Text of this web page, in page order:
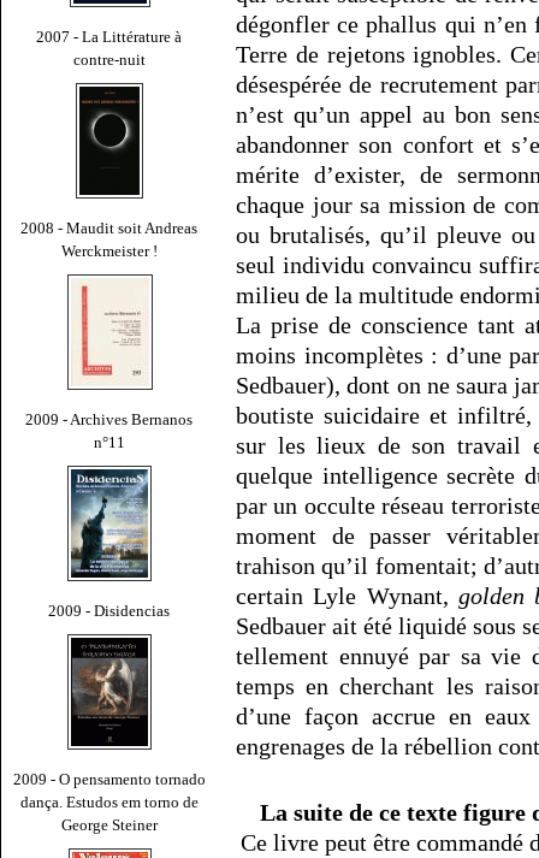
2007 - La Littérature à
contre-nuit
2008 - Maudit soit Andreas
Werckmeister !
2009 - Archives Bernanos
n°11
2009 - Disidencias
2009 - O pensamento tornado
dança. Estudos em torno de
George Steiner
dégonfler ce phallus qui n’en
Terre de rejetons ignobles.
désespérée de recrutement
n’est qu’un appel au bon
abandonner son confort et
mérite d’exister, de
chaque jour sa mission de
ou brutalisés, qu’il pleuve
seul individu convaincu
milieu de la multitude
La prise de conscience tant
moins incomplètes : d’une
Sedbauer), dont on ne saura
boutiste suicidaire et infiltré,
sur les lieux de son travail
quelque intelligence secrète
par un occulte réseau
moment de passer
trahison qu’il fomentait;
certain Lyle Wynant, golden
Sedbauer ait été liquidé sous
tellement ennuyé par sa vie
temps en cherchant les
d’une façon accrue en
engrenages de la rébellion
La suite de ce texte figure
Ce livre peut être commandé